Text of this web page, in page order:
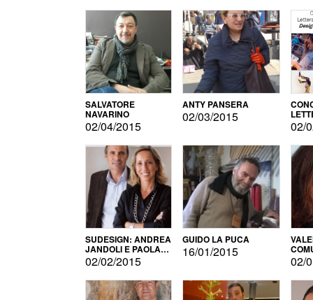
SALVATORE
NAVARINO
02/04/2015
ANTY PANSERA
02/03/2015
02/
SUDESIGN: ANDREA
JANDOLI E PAOLA
PISAPIA
02/02/2015
GUIDO LA PUCA
16/01/2015
02/